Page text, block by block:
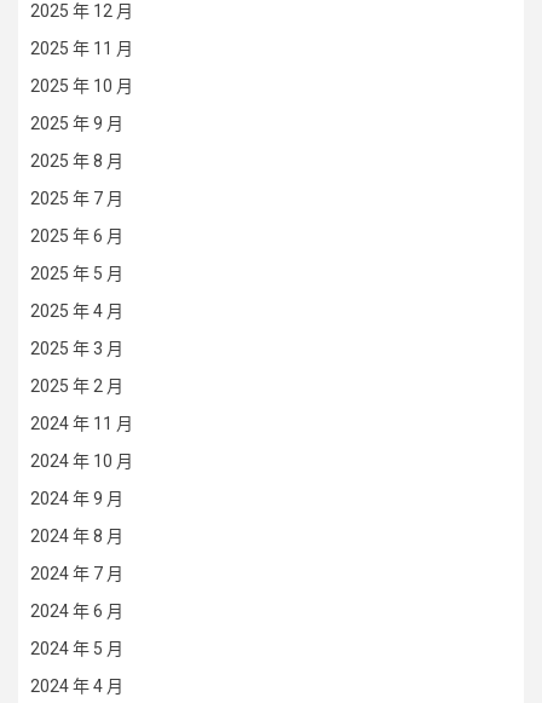
2025 年 12 月
2025 年 11 月
2025 年 10 月
2025 年 9 月
2025 年 8 月
2025 年 7 月
2025 年 6 月
2025 年 5 月
2025 年 4 月
2025 年 3 月
2025 年 2 月
2024 年 11 月
2024 年 10 月
2024 年 9 月
2024 年 8 月
2024 年 7 月
2024 年 6 月
2024 年 5 月
2024 年 4 月